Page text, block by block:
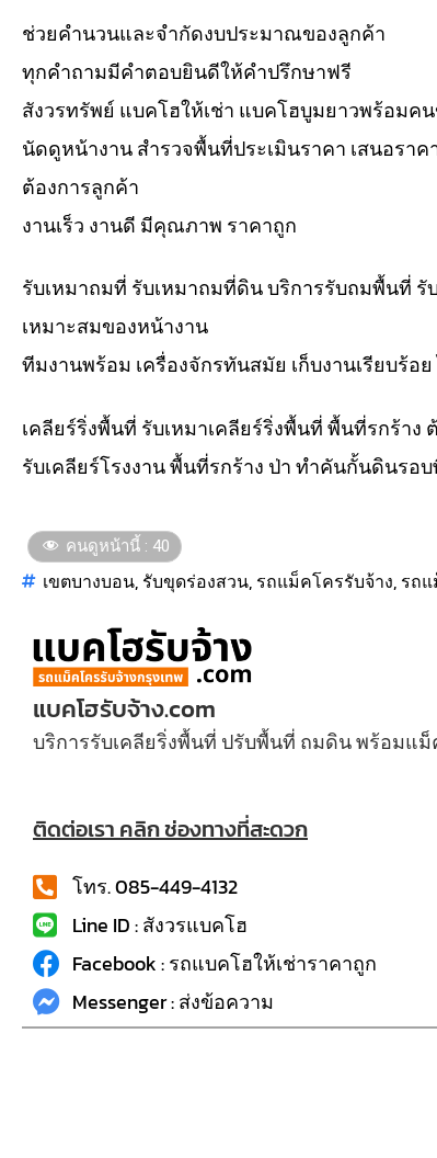
ช่วยคำนวนและจำกัดงบประมาณของลูกค้า
ทุกคำถามมีคำตอบยินดีให้คำปรึกษาฟรี
สังวรทรัพย์ แบคโฮให้เช่า แบคโฮบูมยาวพร้อมค
นัดดูหน้างาน สำรวจพื้นที่ประเมินราคา เสนอรา
ต้องการลูกค้า
งานเร็ว งานดี มีคุณภาพ ราคาถูก
รับเหมาถมที่ รับเหมาถมที่ดิน บริการรับถมพื้นที่
เหมาะสมของหน้างาน
ทีมงานพร้อม เครื่องจักรทันสมัย เก็บงานเรียบร้อ
เคลียร์ริ่งพื้นที่ รับเหมาเคลียร์ริ่งพื้นที่ พื้นที่รกร้
รับเคลียร์โรงงาน พื้นที่รกร้าง ป่า ทำคันกั้นดินรอ
คนดูหน้านี้ : 40
เขตบางบอน, รับขุดร่องสวน, รถแม็คโครรับจ้าง, รถ
แบคโฮรับจ้าง.com
บริการรับเคลียริ่งพื้นที่ ปรับพื้นที่ ถมดิน พร้อมแม็
ติดต่อเรา คลิก ช่องทางที่สะดวก
โทร. 085-449-4132
Line ID : สังวรแบคโฮ
Facebook : รถแบคโฮให้เช่าราคาถูก
Messenger : ส่งข้อความ